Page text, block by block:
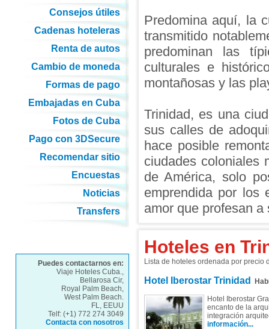
Predomina aquí, la
transmitido
predominan las
culturales e
montañosas y las
Trinidad, es una
sus calles de
hace posible
ciudades coloniales
de América, solo
emprendida por los
amor que profesan
Hoteles en
Lista de hoteles ordenada por precio
Hotel Iberostar Trinidad
Hotel Iberostar
encanto de la
integración
información...
Consejos útiles
Cadenas hoteleras
Renta de autos
Cambio de moneda
Formas de pago
Embajadas en Cuba
Fotos de Cuba
Pago con 3DSecure
Recomendar sitio
Encuestas
Noticias
Transfers
Puedes contactarnos en:
Viaje Hoteles Cuba.,
Bellarosa Cir,
Royal Palm Beach,
West Palm Beach.
FL, EEUU
Telf: (+1) 772 274 3049
Contacta con nosotros